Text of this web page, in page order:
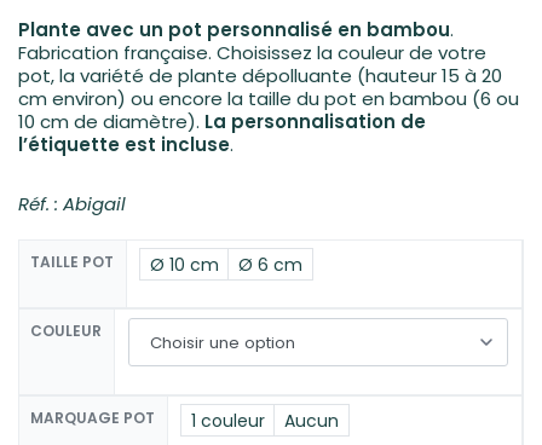
Plante avec un pot personnalisé en bambou.
Fabrication française. Choisissez la couleur de votre
pot, la variété de plante dépolluante (hauteur 15 à 20
cm environ) ou encore la taille du pot en bambou (6 ou
10 cm de diamètre). La personnalisation de
l’étiquette est incluse.
Réf. : Abigail
TAILLE POT Ø 10 cm Ø 6 cm
COULEUR
MARQUAGE POT 1 couleur Aucun